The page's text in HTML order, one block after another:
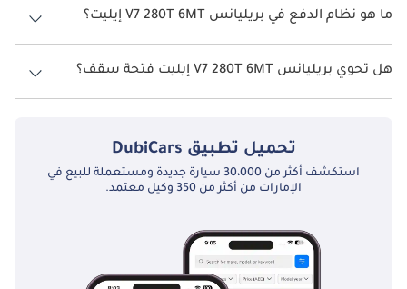
ما هو نظام الدفع في بريليانس V7 280T 6MT إيليت؟
نظام الدفع في بريليانس V7 Front Wheel Drive 280T 6MT إيليت.
هل تحوي بريليانس V7 280T 6MT إيليت فتحة سقف؟
نعم توفر بريليانس V7 280T 6MT إيليت فتحة السقف كخيار.
تحميل تطبيق DubiCars
استكشف أكثر من 30،000 سيارة جديدة ومستعملة للبيع في
الإمارات من أكثر من 350 وكيل معتمد.